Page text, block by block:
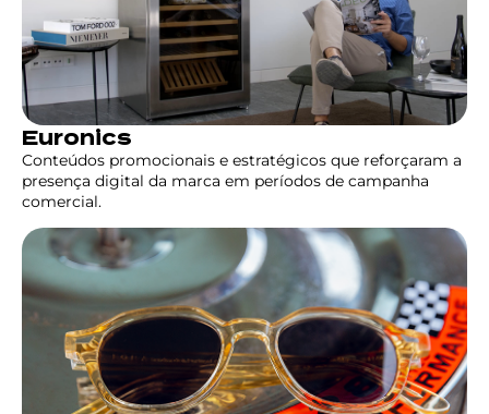
Euronics
Conteúdos promocionais e estratégicos que reforçaram a
presença digital da marca em períodos de campanha
comercial.